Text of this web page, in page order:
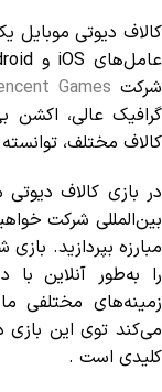
کالاف دیوتی
شرکت Games
گرافیک عالی،
کالاف مختلف،
در بازی کالاف
بین‌المللی شرکت
مبارزه بپردازید.
را به‌طور آنلاین با
زمینه‌های مختلفی
می‌کند توی این
کلیدی است .